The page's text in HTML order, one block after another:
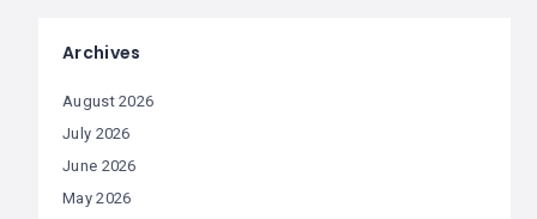
Archives
August 2026
July 2026
June 2026
May 2026